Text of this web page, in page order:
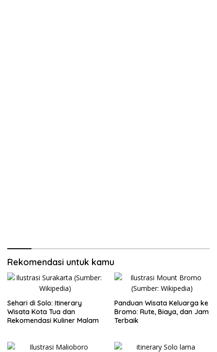
Rekomendasi untuk kamu
Sehari di Solo: Itinerary
Wisata Kota Tua dan
Rekomendasi Kuliner Malam
Panduan Wisata Keluarga ke
Bromo: Rute, Biaya, dan Jam
Terbaik